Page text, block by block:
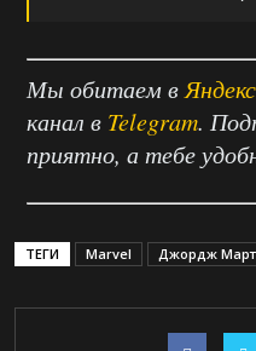
Мы обитаем в
канал в Telegram.
приятно, а тебе
ТЕГИ Marvel Джордж